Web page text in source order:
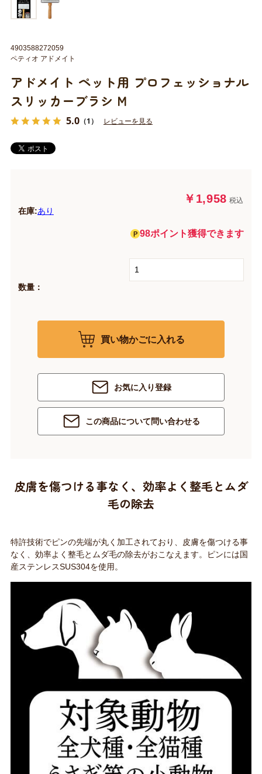
アドメイト ペット用 プロフェッショナル
スリッカーブラシ M
5.0（1） レビューを見る
￥1,958 税込
在庫:あり
98ポイント獲得できます
数量：
買い物かごに入れる
お気に入り登録
この商品について問い合わせる
4903588272059
ペティオ アドメイト
皮膚を傷つける事なく、効率よく整毛とムダ
毛の除去
特許技術でピンの先端が丸く加工されており、皮膚を傷つける事
なく、効率よく整毛とムダ毛の除去がおこなえます。ピンには国
産ステンレスSUS304を使用。